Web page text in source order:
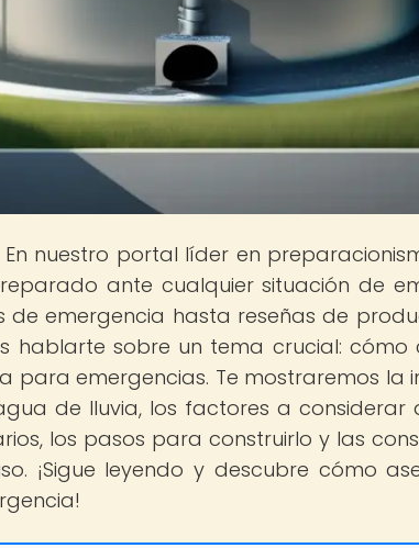
En nuestro portal líder en
ante cualquier situación de
de emergencia hasta reseñas de
hablarte sobre un tema crucial: cómo
para emergencias. Te mostraremos la
de lluvia, los factores a considerar
los pasos para construirlo y las
¡Sigue leyendo y descubre cómo